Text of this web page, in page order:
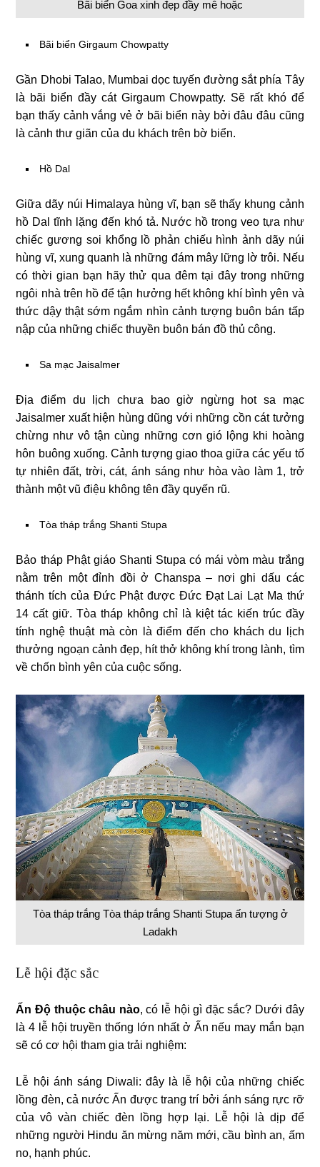
Bãi biển Goa xinh đẹp đầy mê hoặc
Bãi biển Girgaum Chowpatty
Gần Dhobi Talao, Mumbai dọc tuyến đường sắt phía Tây
là bãi biển đầy cát Girgaum Chowpatty. Sẽ rất khó để
bạn thấy cảnh vắng vẻ ở bãi biển này bởi đâu đâu cũng
là cảnh thư giãn của du khách trên bờ biển.
Hồ Dal
Giữa dãy núi Himalaya hùng vĩ, bạn sẽ thấy khung cảnh
hồ Dal tĩnh lặng đến khó tả. Nước hồ trong veo tựa như
chiếc gương soi khổng lồ phản chiếu hình ảnh dãy núi
hùng vĩ, xung quanh là những đám mây lững lờ trôi. Nếu
có thời gian bạn hãy thử qua đêm tại đây trong những
ngôi nhà trên hồ để tận hưởng hết không khí bình yên và
thức dậy thật sớm ngắm nhìn cảnh tượng buôn bán tấp
nập của những chiếc thuyền buôn bán đồ thủ công.
Sa mạc Jaisalmer
Địa điểm du lịch chưa bao giờ ngừng hot sa mạc
Jaisalmer xuất hiện hùng dũng với những cồn cát tưởng
chừng như vô tận cùng những cơn gió lộng khi hoàng
hôn buông xuống. Cảnh tượng giao thoa giữa các yếu tố
tự nhiên đất, trời, cát, ánh sáng như hòa vào làm 1, trở
thành một vũ điệu không tên đầy quyến rũ.
Tòa tháp trắng Shanti Stupa
Bảo tháp Phật giáo Shanti Stupa có mái vòm màu trắng
nằm trên một đỉnh đồi ở Chanspa – nơi ghi dấu các
thánh tích của Đức Phật được Đức Đạt Lai Lạt Ma thứ
14 cất giữ. Tòa tháp không chỉ là kiệt tác kiến trúc đầy
tính nghệ thuật mà còn là điểm đến cho khách du lịch
thưởng ngoạn cảnh đẹp, hít thở không khí trong lành, tìm
về chốn bình yên của cuộc sống.
Tòa tháp trắng Tòa tháp trắng Shanti Stupa ấn tượng ở
Ladakh
Lễ hội đặc sắc
Ấn Độ thuộc châu nào, có lễ hội gì đặc sắc? Dưới đây
là 4 lễ hội truyền thống lớn nhất ở Ấn nếu may mắn bạn
sẽ có cơ hội tham gia trải nghiệm:
Lễ hội ánh sáng Diwali: đây là lễ hội của những chiếc
lồng đèn, cả nước Ấn được trang trí bởi ánh sáng rực rỡ
của vô vàn chiếc đèn lồng hợp lại. Lễ hội là dịp để
những người Hindu ăn mừng năm mới, cầu bình an, ấm
no, hạnh phúc.